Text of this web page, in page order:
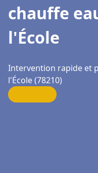
chauffe
l'École
Intervention rapide et
l'École (78210)